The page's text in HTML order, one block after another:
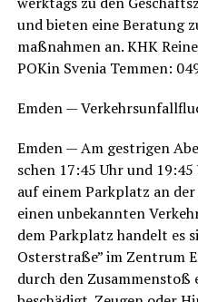
und bie­ten eine Bera­tung
maß­nah­men an. KHK
POKin Sve­nia Tem­men:
Emden —
Emden — Am gest­ri­gen
schen 17:45 Uhr und
auf einem Park­platz an
einen unbe­kann­ten
dem Park­platz han­delt es
Oster­stra­ße” im Zen­trum
durch den